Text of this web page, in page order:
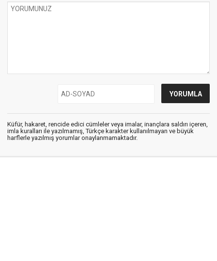
Küfür, hakaret, rencide edici cümleler veya imalar, inançlara saldırı içeren,
imla kuralları ile yazılmamış, Türkçe karakter kullanılmayan ve büyük
harflerle yazılmış yorumlar onaylanmamaktadır.